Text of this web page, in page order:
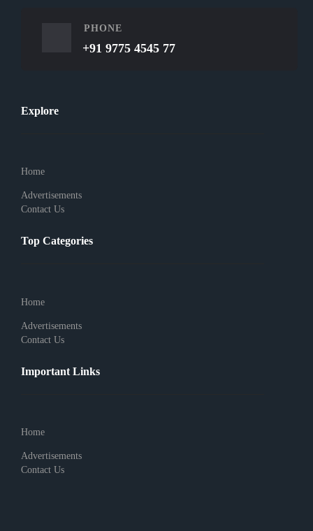
PHONE
+91 9775 4545 77
Explore
Home
Advertisements
Contact Us
Top Categories
Home
Advertisements
Contact Us
Important Links
Home
Advertisements
Contact Us